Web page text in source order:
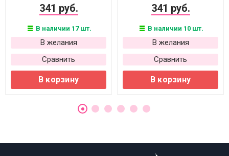
341 руб.
В наличии 17 шт.
В желания
Сравнить
В корзину
341 руб.
В наличии 10 шт.
В желания
Сравнить
В корзину